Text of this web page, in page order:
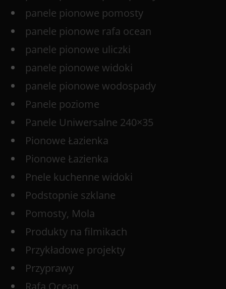
panele pionowe pomosty
panele pionowe rafa ocean
panele pionowe uliczki
panele pionowe widoki
panele pionowe wodospady
Panele poziome
Panele Uniwersalne 240×35
Pionowe Łazienka
Pionowe Łazienka
Pnele kuchenne widoki
Podstopnie szklane
Pomosty, Mola
Produkty na filmikach
Przykładowe projekty
Przyprawy
Rafa Ocean